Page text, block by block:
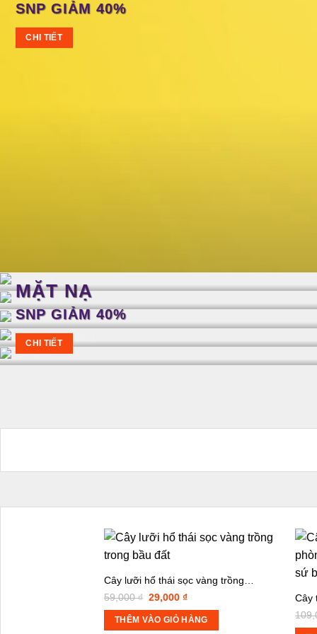
SNP GIẢM 40%
CHI TIẾT
MẶT NẠ
SNP GIẢM 40%
CHI TIẾT
Cây lưỡi hổ thái sọc vàng trồng…
59,000₫ Giá
gốc
là:
59,000 ₫.
29,000₫Giá
tại
là:
THÊM VÀO GIỎ HÀNG
Cây